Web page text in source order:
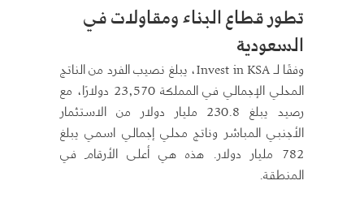
تطور قطاع البناء ومقاولات في
السعودية
وفقًا لـ Invest in KSA، يبلغ نصيب الفرد من الناتج
المحلي الإجمالي في المملكة 23,570 دولارًا، مع
رصيد يبلغ 230.8 مليار دولار من الاستثمار
الأجنبي المباشر وناتج محلي إجمالي اسمي يبلغ
782 مليار دولار. هذه هي أعلى الأرقام في
المنطقة.